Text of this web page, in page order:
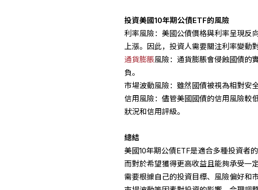
投資美國10年期公債ETF的風險
利率風險：美國公債價格與利率呈現反
上漲。因此，投資人需要關注利率變動
通貨膨脹風險：通貨膨脹會侵蝕國債的
負。
市場波動風險：雖然國債被視為相對安
信用風險：儘管美國國債的信用風險較
狀況和信用評級。
總結
美國10年期公債ETF是適合多種投資者
而對於希望獲得更高收益且能夠承受一
需要根據自己的投資目標、風險偏好和